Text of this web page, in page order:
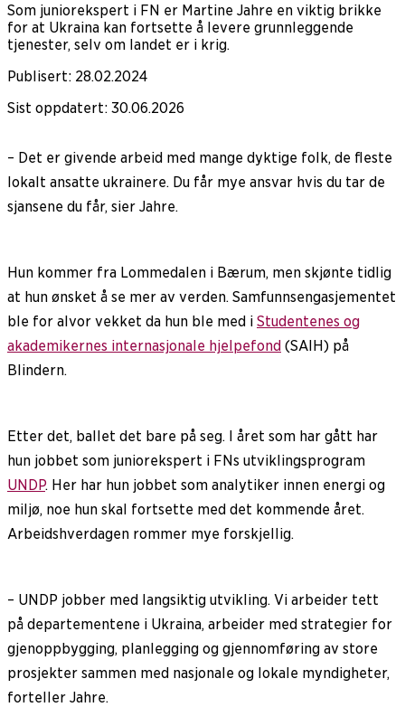
Som juniorekspert i FN er Martine Jahre en viktig brikke
for at Ukraina kan fortsette å levere grunnleggende
tjenester, selv om landet er i krig.
Publisert: 28.02.2024
Sist oppdatert: 30.06.2026
– Det er givende arbeid med mange dyktige folk, de fleste
lokalt ansatte ukrainere. Du får mye ansvar hvis du tar de
sjansene du får, sier Jahre.
Hun kommer fra Lommedalen i Bærum, men skjønte tidlig
at hun ønsket å se mer av verden. Samfunnsengasjementet
ble for alvor vekket da hun ble med i Studentenes og
akademikernes internasjonale hjelpefond (SAIH) på
Blindern.
Etter det, ballet det bare på seg. I året som har gått har
hun jobbet som juniorekspert i FNs utviklingsprogram
UNDP. Her har hun jobbet som analytiker innen energi og
miljø, noe hun skal fortsette med det kommende året.
Arbeidshverdagen rommer mye forskjellig.
– UNDP jobber med langsiktig utvikling. Vi arbeider tett
på departementene i Ukraina, arbeider med strategier for
gjenoppbygging, planlegging og gjennomføring av store
prosjekter sammen med nasjonale og lokale myndigheter,
forteller Jahre.